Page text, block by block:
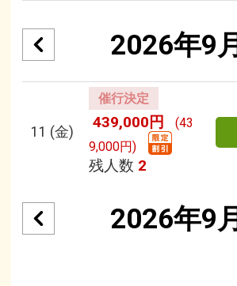
2026年9月
11 (金)
催行決定
439,000円
(43
9,000円)
残人数 2
2026年9月